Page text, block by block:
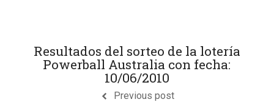
Resultados del sorteo de la lotería
Powerball Australia con fecha:
10/06/2010
Previous post